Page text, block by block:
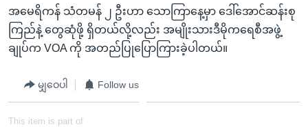
အမေရိကန် သံတမန် ၂ ဦးဟာ သောကြာနေ့မှာ ဒေါ်အောင်ဆန်းစု
ကြည်နဲ့ တွေဆုံဖို့ ရှိတယ်လို့လည်း အမျိုးသားဒီမိုကရေစီအဖွဲ့
ချုပ်က VOA ကို အတည်ပြုပြောကြားခဲ့ပါတယ်။
မျှဝေပါ Follow us
This item is part of